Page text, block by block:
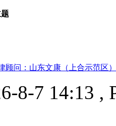
顾问：山东文康（上合示范区
8-7 14:13 ,